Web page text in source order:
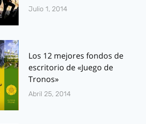
Julio 1, 2014
Los 12 mejores fondos de
escritorio de «Juego de
Tronos»
Abril 25, 2014